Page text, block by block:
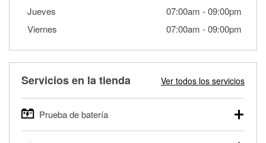
Jueves
07:00am -09:00pm
Viernes
07:00am -09:00pm
Servicios en la tienda Ver todos los servicios
Prueba de batería